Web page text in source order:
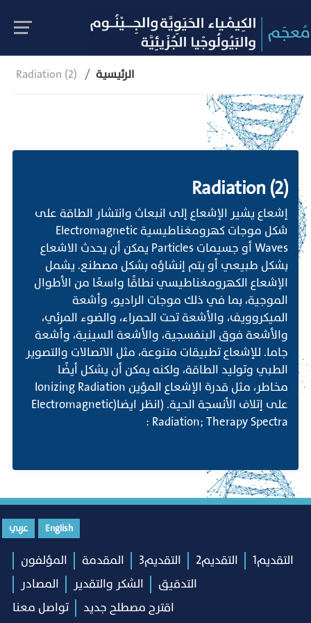
Radiation (2) الرئيسية
Radiation (2)
إشعاع يشير الإشعاع إلى انبعاث وانتشار الطاقة على
شكل موجات كهرومغناطيسية Electromagnetic
Waves أو جسيمات Particles يمكن أن يحدث الاشعاع
بشكل طبيعي أو يتم إنشاؤه بشكل مصطنع. يشمل
الإشعاع الكهرومغناطيسي نطاقًا واسعًا من الأطوال
الموجية، بما في ذلك موجات الراديو، وأشعة
الميكروويف، والأشعة تحت الحمراء، والضوء المرئي،
والأشعة فوق البنفسجية، والأشعة السينية، وأشعة
جاما. للإشعاع تطبيقات متنوعة، مثل الاتصالات والتصوير
الطبي وتوليد الطاقة، ولكنه يمكن أن يشكل أيضًا
مخاطر، مثل قدرة الإشعاع المؤين Ionizing Radiation
على إتلاف الأنسجة الحية. (انظر ايضا(Electromagnetic
Radiation; Therapy Spectra :
English عربي
التقديم1 التقديم2 التقديم3 المقدمة
المؤلفون
التدقيق
الشكر والتقدير
المصادر
اقترح مصطلح جديد
تواصل معنا